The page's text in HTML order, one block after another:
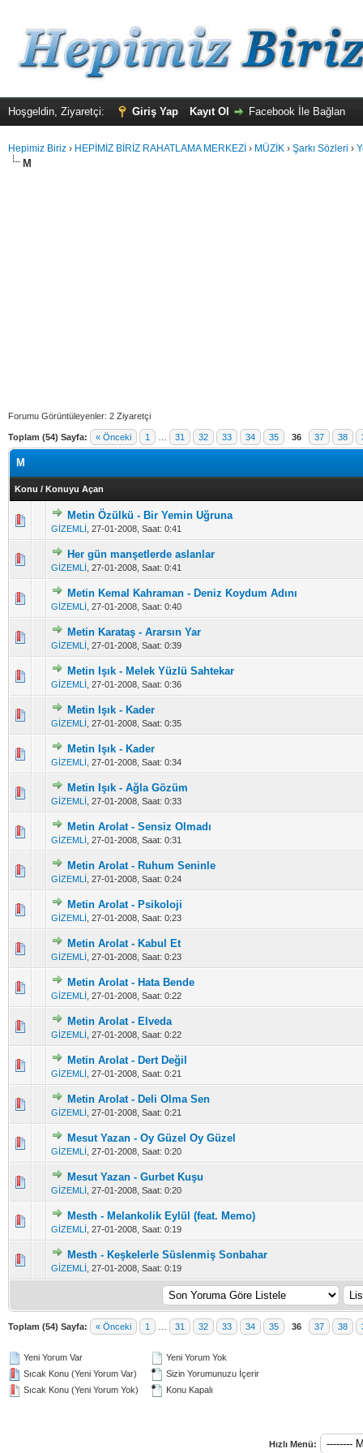
Hoşgeldin, Ziyaretçi: Giriş Yap Kayıt Ol Facebook İle Bağlan
Hepimiz Biriz › HEPİMİZ BİRİZ RAHATLAMA MERKEZİ › MÜZİK › Şarkı Sözleri ›
M
Forumu Görüntüleyenler: 2 Ziyaretçi
Toplam (54) Sayfa: « Önceki 1 31 32 33 34 35 36 37 38
M
Konu / Konuyu Açan
Metin Özülkü - Bir Yemin Uğruna
GİZEMLİ 27-01-2008, Saat: 0:41
Derecelendirme: 3/5 - 19 oy
123 45
Her gün manşetlerde aslanlar
GİZEMLİ 27-01-2008, Saat: 0:41
Derecelendirme: 3/5 - 16 oy
12345
Metin Kemal Kahraman - Deniz Koydum Adını
GİZEMLİ 27-01-2008, Saat: 0:40
Derecelendirme: 2.82/5 - 11 oy
12 3 45
Metin Karataş - Ararsın Yar
GİZEMLİ 27-01-2008, Saat: 0:39
Derecelendirme: 3.14/5 - 14 oy
12 34
Metin Işık - Melek Yüzlü Sahtekar
GİZEMLİ 27-01-2008, Saat: 0:36
Derecelendirme: 2.76/5 - 17 oy
12 345
Metin Işık - Kader
GİZEMLİ 27-01-2008, Saat: 0:35
Derecelendirme: 3.71/5 - 14 oy
Metin Işık - Kader
GİZEMLİ 27-01-2008, Saat: 0:34
Derecelendirme: 3/5 - 13 oy
Metin Işık - Ağla Gözüm
GİZEMLİ 27-01-2008, Saat: 0:33
Derecelendirme: 3.11/5 - 18 oy
123
Metin Arolat - Sensiz Olmadı
GİZEMLİ 27-01-2008, Saat: 0:31
Derecelendirme: 3.27/5 - 11 oy
12345
Metin Arolat - Ruhum Seninle
GİZEMLİ 27-01-2008, Saat: 0:24
Derecelendirme: 2.69/5 - 13 oy
12345
Metin Arolat - Psikoloji
GİZEMLİ 27-01-2008, Saat: 0:23
Derecelendirme: 2.47/5 - 15 oy
12
Metin Arolat - Kabul Et
GİZEMLİ 27-01-2008, Saat: 0:23
Derecelendirme: 2.75/5 - 12 oy
12
Metin Arolat - Hata Bende
GİZEMLİ 27-01-2008, Saat: 0:22
Derecelendirme: 2.44/5 - 9 oy
1234
Metin Arolat - Elveda
GİZEMLİ 27-01-2008, Saat: 0:22
Derecelendirme: 2.65/5 - 17 oy
Metin Arolat - Dert Değil
GİZEMLİ 27-01-2008, Saat: 0:21
Derecelendirme: 2.63/5 - 8 oy
12
Metin Arolat - Deli Olma Sen
GİZEMLİ 27-01-2008, Saat: 0:21
Derecelendirme: 2.75/5 - 12 oy
12345
Mesut Yazan - Oy Güzel Oy Güzel
GİZEMLİ 27-01-2008, Saat: 0:20
Derecelendirme: 3.3/5 - 10 oy
12 345
Mesut Yazan - Gurbet Kuşu
GİZEMLİ 27-01-2008, Saat: 0:20
Derecelendirme: 3.06/5 - 18 oy
12345
Mesth - Melankolik Eylül (feat. Memo)
GİZEMLİ 27-01-2008, Saat: 0:19
Derecelendirme: 3.55/5 - 11 oy
123 45
Mesth - Keşkelerle Süslenmiş Sonbahar
GİZEMLİ 27-01-2008, Saat: 0:19
Derecelendirme: 3/5 - 16 oy
12345
Toplam (54) Sayfa: « Önceki 1 31 32 33 34 35 36 37 38
Yeni Yorum Var
Sıcak Konu (Yeni Yorum Var)
Sıcak Konu (Yeni Yorum Yok)
Yeni Yorum Yok
Sizin Yorumunuzu İçerir
Konu Kapalı
Hızlı Menü: